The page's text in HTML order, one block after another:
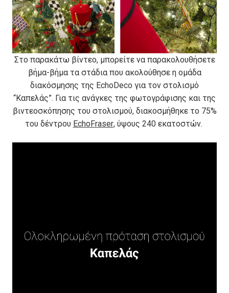
Στο παρακάτω βίντεο, μπορείτε να παρακολουθήσετε
βήμα-βήμα τα στάδια που ακολούθησε η ομάδα
διακόσμησης της EchoDeco για τον στολισμό
“Καπελάς”. Για τις ανάγκες της φωτογράφισης και της
βιντεοσκόπησης του στολισμού, διακοσμήθηκε το 75%
του δέντρου EchoFraser, ύψους 240 εκατοστών.